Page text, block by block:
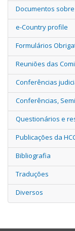
Documentos
e-Country profile
Formulários
Reuniões das
Conferências
Conferências,
Questionários e
Publicações da
Bibliografia
Traduções
Diversos